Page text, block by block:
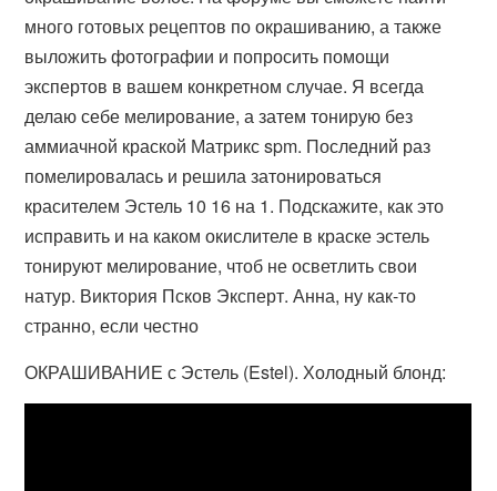
много готовых рецептов по окрашиванию, а также
выложить фотографии и попросить помощи
экспертов в вашем конкретном случае. Я всегда
делаю себе мелирование, а затем тонирую без
аммиачной краской Матрикс spm. Последний раз
помелировалась и решила затонироваться
красителем Эстель 10 16 на 1. Подскажите, как это
исправить и на каком окислителе в краске эстель
тонируют мелирование, чтоб не осветлить свои
натур. Виктория Псков Эксперт. Анна, ну как-то
странно, если честно
ОКРАШИВАНИЕ с Эстель (Estel). Холодный блонд: